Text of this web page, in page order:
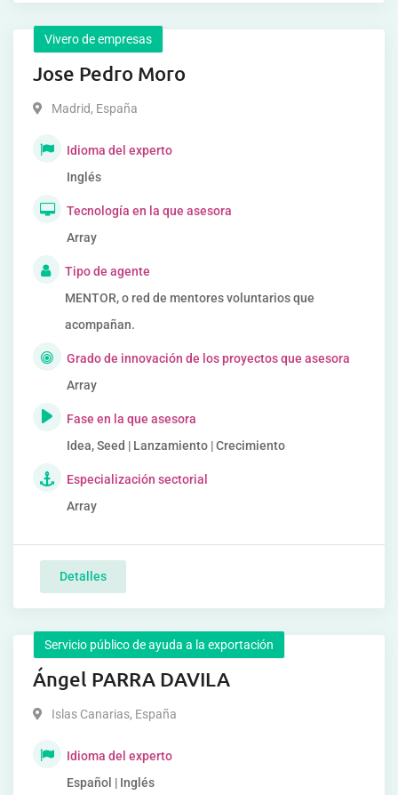
Vivero de empresas
Jose Pedro Moro
Madrid, España
Idioma del experto
Inglés
Tecnología en la que asesora
Array
Tipo de agente
MENTOR, o red de mentores voluntarios que
acompañan.
Grado de innovación de los proyectos que asesora
Array
Fase en la que asesora
Idea, Seed | Lanzamiento | Crecimiento
Especialización sectorial
Array
Detalles
Servicio público de ayuda a la exportación
Ángel PARRA DAVILA
Islas Canarias, España
Idioma del experto
Español | Inglés